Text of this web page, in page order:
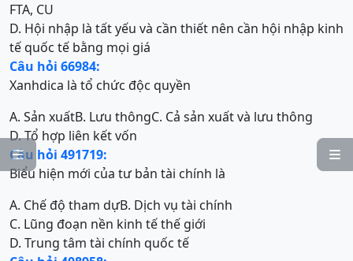


FTA, CU
D. Hội nhập là tất yếu và cần thiết nên cần hội nhập kinh
tế quốc tế bằng mọi giá
Câu hỏi 66984:
Xanhdica là tổ chức độc quyền
A. Sản xuấtB. Lưu thôngC. Cả sản xuất và lưu thông
D. Tổ hợp liên kết vốn
Câu hỏi 491719:
Biểu hiện mới của tư bản tài chính là
A. Chế độ tham dựB. Dịch vụ tài chính
C. Lũng đoạn nền kinh tế thế giới
D. Trung tâm tài chính quốc tế